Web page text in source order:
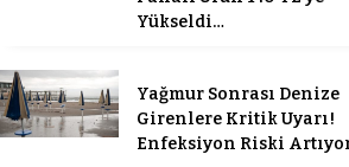
Yükseldi…
Yağmur Sonrası Denize
Girenlere Kritik Uyarı!
Enfeksiyon Riski